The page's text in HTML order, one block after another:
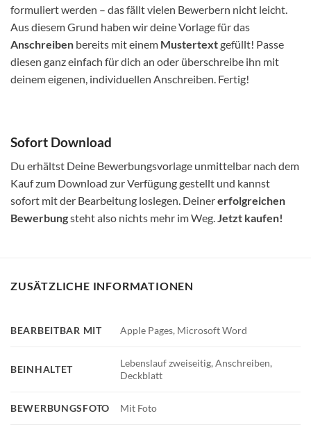
formuliert werden – das fällt vielen Bewerbern nicht leicht.
Aus diesem Grund haben wir deine Vorlage für das
Anschreiben bereits mit einem Mustertextgefüllt! Passe
diesen ganz einfach für dich an oder überschreibe ihn mit
deinem eigenen, individuellen Anschreiben. Fertig!
Sofort Download
Du erhältst Deine Bewerbungsvorlage unmittelbar nach dem
Kauf zum Download zur Verfügung gestellt und kannst
sofort mit der Bearbeitung loslegen. Deinererfolgreichen
Bewerbungsteht also nichts mehr im Weg.Jetzt kaufen!
ZUSÄTZLICHE INFORMATIONEN
BEARBEITBAR MIT Apple Pages, Microsoft Word
BEINHALTET
Lebenslauf zweiseitig, Anschreiben,
Deckblatt
BEWERBUNGSFOTO Mit Foto